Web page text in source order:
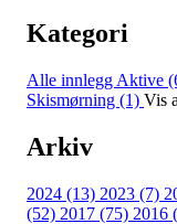
Kategori
Alle innlegg Aktive
Skismørning (1) Vis
Arkiv
2024 (13) 2023 (7)
(52) 2017 (75) 2016